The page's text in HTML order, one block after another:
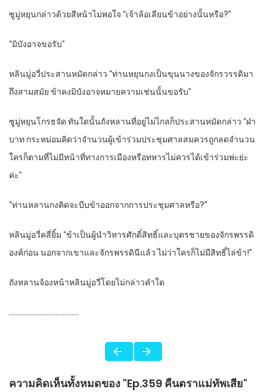
ซูมู่หยุนกล่าวด้วยสีหน้าไม่พอใจ “เจ้าล้อเลียนข้าอย่างนั้นหรือ?”
“มิบังอาจขอรับ”
หลินมู่อวี่ประสานหมัดกล่าว “ท่านหยุนกงเป็นขุนนางของจักรวรรดิมา
ถึงสามสมัย ข้าคงมิบังอาจหมายความเช่นนั้นขอรับ”
ซูมู่หยุนโกรธจัด ทันใดนั้นถังหลานที่อยู่ไม่ไกลก็ประสานหมัดกล่าว “ฝ่า
บาท กระหม่อมคิดว่าจำนวนผู้เข้าร่วมประชุมศาลสมควรถูกลดจำนวน
ใครก็ตามที่ไม่มีหน้าที่ทางการเมืองหรือทหารไม่ควรได้เข้าร่วมพ่ะย่ะ
ค่ะ”
“ท่านหลานกงคิดจะบีบข้าออกจากการประชุมศาลหรือ?”
หลินมู่อวี่คลี่ยิ้ม “ข้าเป็นผู้นำวิหารศักดิ์สิทธิ์และบุตรชายของจักรพรรดิ
องค์ก่อน นอกจากเขาและจักรพรรดินีแล้ว ไม่ว่าใครก็ไม่มีสิทธิ์ไล่ข้า!”
ถังหลานจ้องหน้าหลินมู่อวี่โดยไม่กล่าวคำใด
…………………………………
ความคิดเห็นทั้งหมดของ "Ep.359 คืนตราแม่ทัพเสีย"